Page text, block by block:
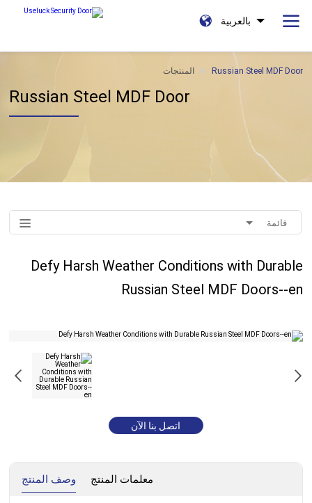
بالعربية
المنتجات Russian Steel MDF Door
Russian Steel MDF Door
قائمة
Defy Harsh Weather Conditions with Durable
Russian Steel MDF Doors--en
اتصل بنا الآن
وصف المنتج معلمات المنتج